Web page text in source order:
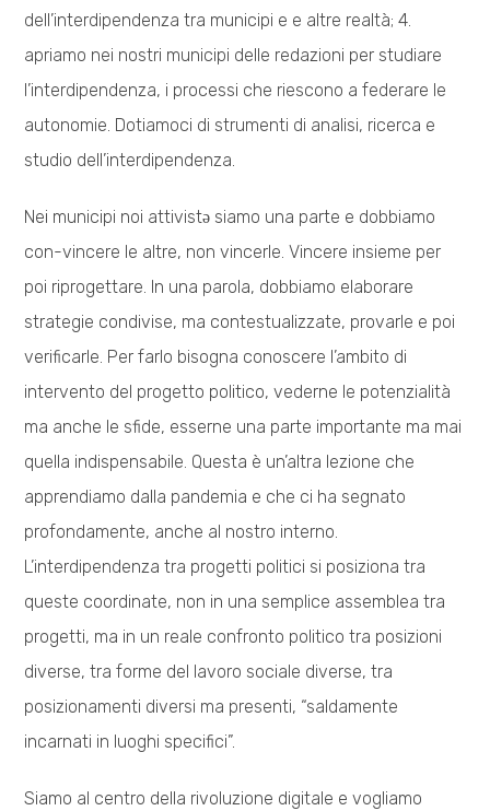
dell’interdipendenza tra municipi e e altre realtà; 4.
apriamo nei nostri municipi delle redazioni per studiare
l’interdipendenza, i processi che riescono a federare le
autonomie. Dotiamoci di strumenti di analisi, ricerca e
studio dell’interdipendenza.
Nei municipi noi attivistə siamo una parte e dobbiamo
con-vincere le altre, non vincerle. Vincere insieme per
poi riprogettare. In una parola, dobbiamo elaborare
strategie condivise, ma contestualizzate, provarle e poi
verificarle. Per farlo bisogna conoscere l’ambito di
intervento del progetto politico, vederne le potenzialità
ma anche le sfide, esserne una parte importante ma mai
quella indispensabile. Questa è un’altra lezione che
apprendiamo dalla pandemia e che ci ha segnato
profondamente, anche al nostro interno.
L’interdipendenza tra progetti politici si posiziona tra
queste coordinate, non in una semplice assemblea tra
progetti, ma in un reale confronto politico tra posizioni
diverse, tra forme del lavoro sociale diverse, tra
posizionamenti diversi ma presenti, “saldamente
incarnati in luoghi specifici”.
Siamo al centro della rivoluzione digitale e vogliamo